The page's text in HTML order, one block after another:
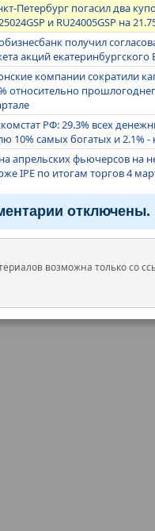
Петербург погасил два
и RU24005GSP на
получил
акций екатеринбургского
компании сократили
относительно
РФ: 29.3% всех
10% самых богатых и 2.1%
апрельских фьючерсов на
IPE по итогам торгов 4
отключены.
возможна только со